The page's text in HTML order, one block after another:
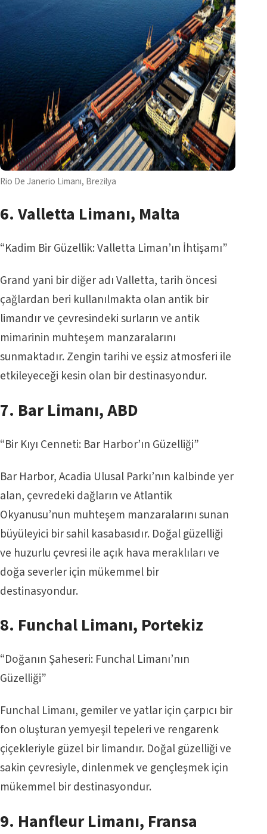
Rio De Janerio Limanı, Brezilya
6. Valletta Limanı, Malta
“Kadim Bir Güzellik: Valletta Liman’ın İhtişamı”
Grand yani bir diğer adı Valletta, tarih öncesi
çağlardan beri kullanılmakta olan antik bir
limandır ve çevresindeki surların ve antik
mimarinin muhteşem manzaralarını
sunmaktadır. Zengin tarihi ve eşsiz atmosferi ile
etkileyeceği kesin olan bir destinasyondur.
7. Bar Limanı, ABD
“Bir Kıyı Cenneti: Bar Harbor’ın Güzelliği”
Bar Harbor, Acadia Ulusal Parkı’nın kalbinde yer
alan, çevredeki dağların ve Atlantik
Okyanusu’nun muhteşem manzaralarını sunan
büyüleyici bir sahil kasabasıdır. Doğal güzelliği
ve huzurlu çevresi ile açık hava meraklıları ve
doğa severler için mükemmel bir
destinasyondur.
8. Funchal Limanı, Portekiz
“Doğanın Şaheseri: Funchal Limanı’nın
Güzelliği”
Funchal Limanı, gemiler ve yatlar için çarpıcı bir
fon oluşturan yemyeşil tepeleri ve rengarenk
çiçekleriyle güzel bir limandır. Doğal güzelliği ve
sakin çevresiyle, dinlenmek ve gençleşmek için
mükemmel bir destinasyondur.
9. Hanfleur Limanı, Fransa